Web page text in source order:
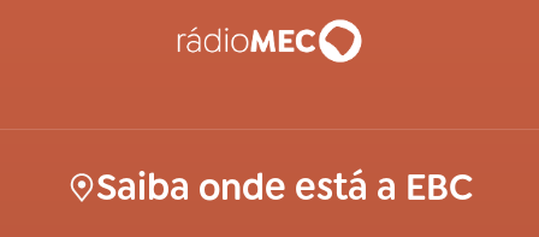
Saiba onde está a EBC